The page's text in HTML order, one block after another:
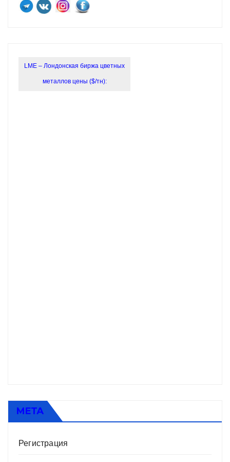
LME – Лондонская биржа цветных
металлов цены ($/тн):
МЕТА
Регистрация